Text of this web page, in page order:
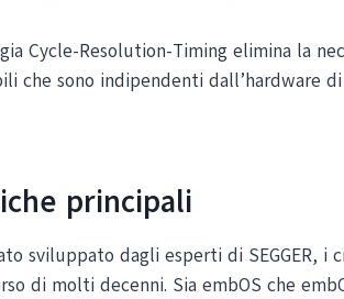
Cycle-Resolution-Timing elimina la
che sono indipendenti dall’hardware
principali
sviluppato dagli esperti di SEGGER,
di molti decenni. Sia embOS che